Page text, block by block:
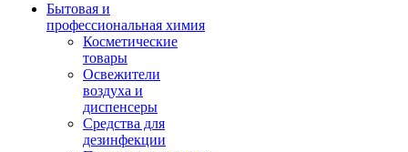
Бытовая и
профессиональная химия
Косметические
товары
Освежители
воздуха и
диспенсеры
Средства для
дезинфекции